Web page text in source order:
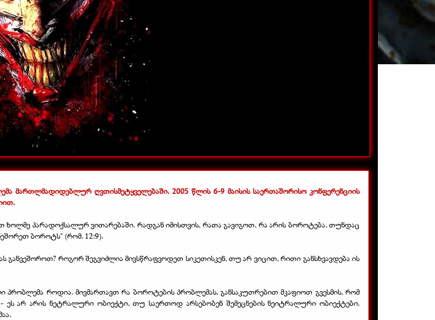
მართლმადიდებლურ ღვთისმეტყველებაში. 2005 წლის 6-9 მაისის საერთაშორისო კონფერენციის
ხოლმე პარადოქსალურ ვითარებაში. რადგან იმისთვის, რათა გავიგოთ, რა არის ბოროტება, თუნდაც
ბოროტს" (რომ. 12:9).
როგორ შეგვიძლია მივსწრაფვოდეთ სიკეთისკენ, თუ არ ვიცით, რითი განსხვავდება ის
როდია. მივმართავთ რა ბოროტების პრობლემას, განსაკუთრებით მკაფიოთ გვესმის, რომ
არ არის ნეტრალური ობიექტი, თუ საერთოდ არსებობენ შემეცნების ნეიტრალური ობიექტები.